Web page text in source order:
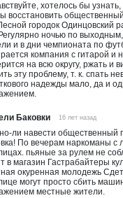
хотелось бы
восстановить
городок Одинцовский
ночью по
и в дни чемпионата по
компания с гитарой и
на всю округу, ржать и
эту проблему, т. к. спать
надежды мало, да и
Баковки 16 лет назад
ли навести общественный
По вечерам наркоманы с
пьяные за рулем не
в магазин Гастрабайтеры
окуренная молодежь
могут просто сбить
местные жители.